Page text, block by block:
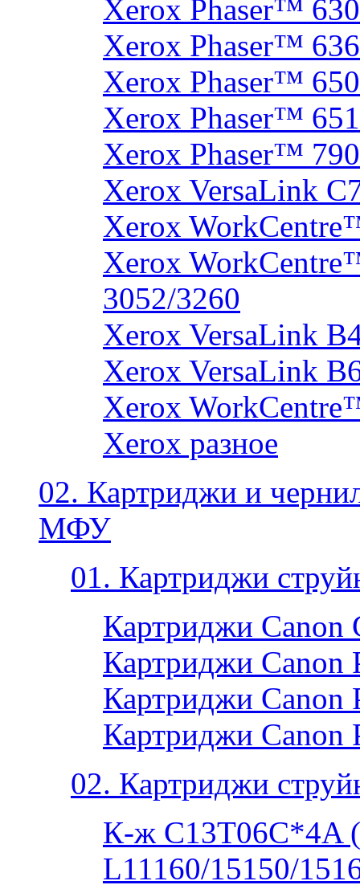
Xerox Phaser™
Xerox Phaser™
Xerox Phaser™
Xerox Phaser™
Xerox Phaser™ 790
Xerox VersaLink
Xerox
Xerox
3052/3260
Xerox VersaLink
Xerox VersaLink
Xerox
Xerox разное
02. Картриджи и
МФУ
01. Картриджи
Картриджи Canon
Картриджи Canon
Картриджи Canon
Картриджи Canon
02. Картриджи
К-ж
L11160/15150/